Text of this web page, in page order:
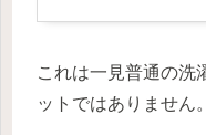
これは一見普通の洗
ットではありません。